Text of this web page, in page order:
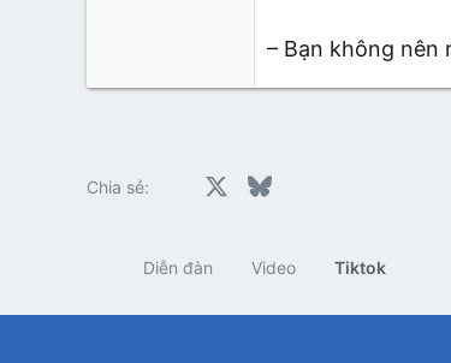
– Bạn không nên
Chia sẻ: Facebook Bluesky
Diễn đàn Video Tiktok